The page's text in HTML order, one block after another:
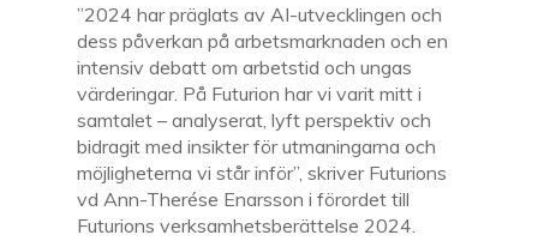
”2024 har präglats av AI-utvecklingen och
dess påverkan på arbetsmarknaden och en
intensiv debatt om arbetstid och ungas
värderingar. På Futurion har vi varit mitt i
samtalet – analyserat, lyft perspektiv och
bidragit med insikter för utmaningarna och
möjligheterna vi står inför”, skriver Futurions
vd Ann-Therése Enarsson i förordet till
Futurions verksamhetsberättelse 2024.